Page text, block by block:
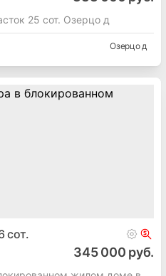
25 сот. Озерцо д
Озерцо д
сот.
345 000 руб.